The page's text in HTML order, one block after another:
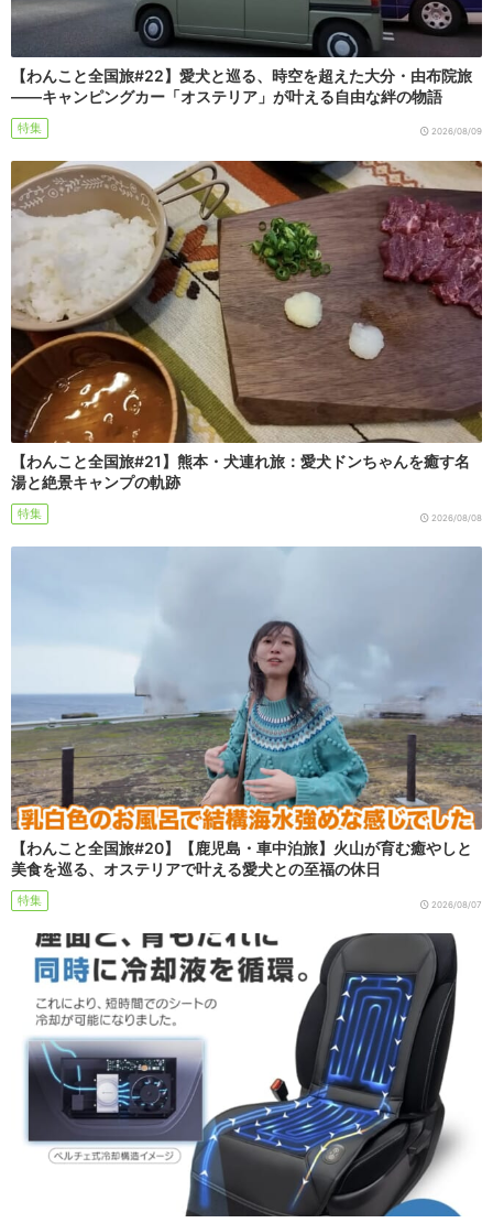
【わんこと全国旅#22】愛犬と巡る、時空を超えた大分・由布院旅
――キャンピングカー「オステリア」が叶える自由な絆の物語
特集 2026/08/09
【わんこと全国旅#21】熊本・犬連れ旅：愛犬ドンちゃんを癒す名
湯と絶景キャンプの軌跡
特集 2026/08/08
【わんこと全国旅#20】【鹿児島・車中泊旅】火山が育む癒やしと
美食を巡る、オステリアで叶える愛犬との至福の休日
特集 2026/08/07